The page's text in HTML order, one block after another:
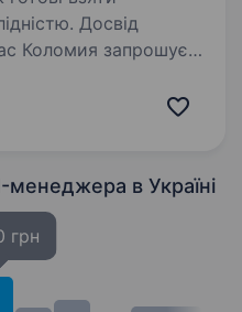
Досвід
волонетрів
потребі,…
менеджера в Україні
грн